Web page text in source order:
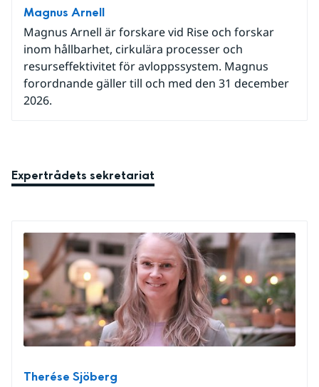
Magnus Arnell
Magnus Arnell är forskare vid Rise och forskar
inom hållbarhet, cirkulära processer och
resurseffektivitet för avloppssystem. Magnus
forordnande gäller till och med den 31 december
2026.
Expertrådets sekretariat
Therése Sjöberg